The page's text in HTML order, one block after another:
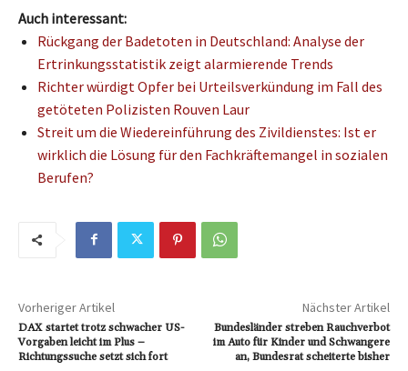
Auch interessant:
Rückgang der Badetoten in Deutschland: Analyse der
Ertrinkungsstatistik zeigt alarmierende Trends
Richter würdigt Opfer bei Urteilsverkündung im Fall des
getöteten Polizisten Rouven Laur
Streit um die Wiedereinführung des Zivildienstes: Ist er
wirklich die Lösung für den Fachkräftemangel in sozialen
Berufen?
Vorheriger Artikel
DAX startet trotz schwacher US-
Vorgaben leicht im Plus –
Richtungssuche setzt sich fort
Nächster Artikel
Bundesländer streben Rauchverbot
im Auto für Kinder und Schwangere
an, Bundesrat scheiterte bisher